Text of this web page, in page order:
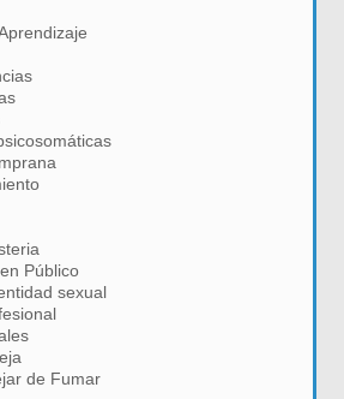
Público
sexual
de Fumar